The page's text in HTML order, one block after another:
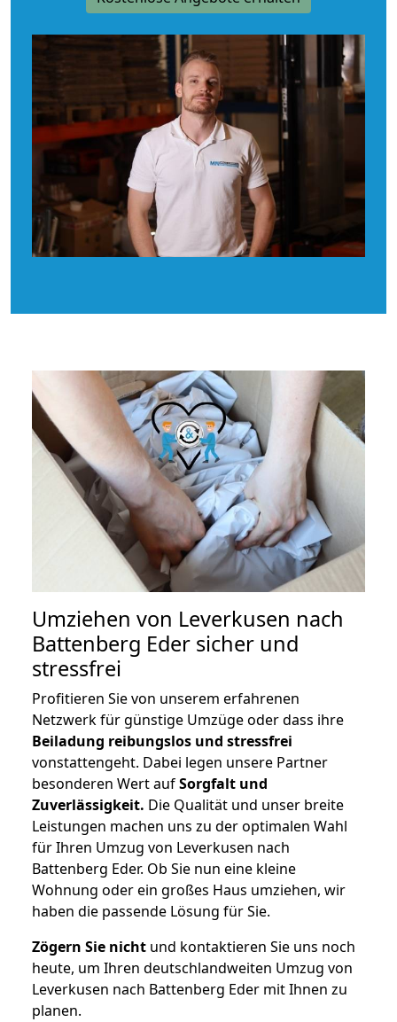
Umziehen von Leverkusen nach
Battenberg Eder sicher und
stressfrei
Profitieren Sie von unserem erfahrenen
Netzwerk für günstige Umzüge oder dass ihre
Beiladung reibungslos und stressfrei
vonstattengeht. Dabei legen unsere Partner
besonderen Wert aufSorgfalt und
Zuverlässigkeit. Die Qualität und unser breite
Leistungen machen uns zu der optimalen Wahl
für Ihren Umzug von Leverkusen nach
Battenberg Eder. Ob Sie nun eine kleine
Wohnung oder ein großes Haus umziehen, wir
haben die passende Lösung für Sie.
Zögern Sie nicht und kontaktieren Sie uns noch
heute, um Ihren deutschlandweiten Umzug von
Leverkusen nach Battenberg Eder mit Ihnen zu
planen.